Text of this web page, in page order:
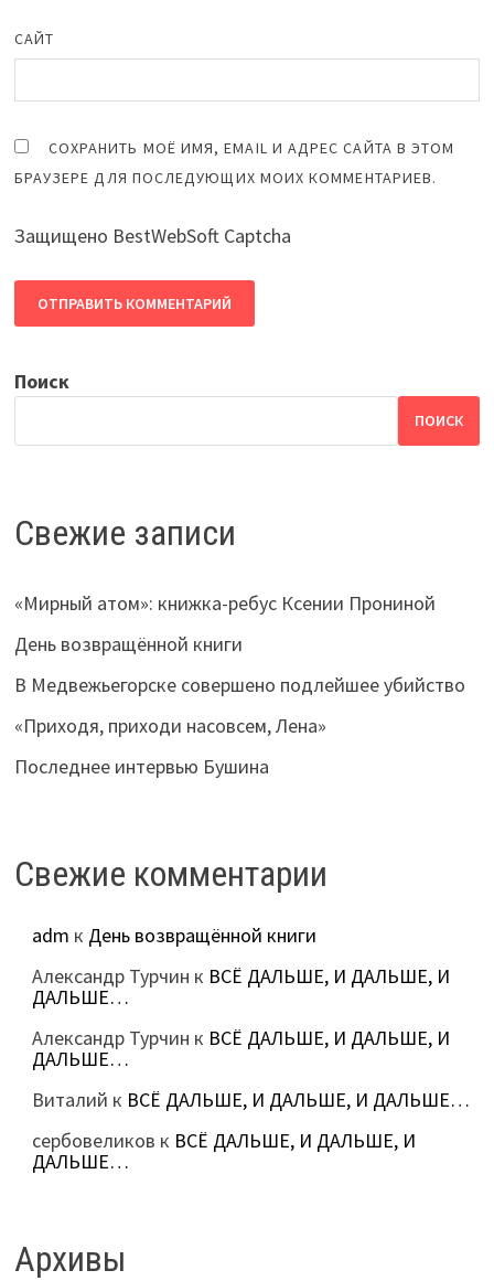
САЙТ
СОХРАНИТЬ МОЁ ИМЯ, EMAIL И АДРЕС САЙТА В ЭТОМ
БРАУЗЕРЕ ДЛЯ ПОСЛЕДУЮЩИХ МОИХ КОММЕНТАРИЕВ.
Защищено BestWebSoft Captcha
Поиск
ПОИСК
Свежие записи
«Мирный атом»: книжка-ребус Ксении Прониной
День возвращённой книги
В Медвежьегорске совершено подлейшее убийство
«Приходя, приходи насовсем, Лена»
Последнее интервью Бушина
Свежие комментарии
adm к День возвращённой книги
Александр Турчин к ВСЁ ДАЛЬШЕ, И ДАЛЬШЕ, И
ДАЛЬШЕ…
Александр Турчин к ВСЁ ДАЛЬШЕ, И ДАЛЬШЕ, И
ДАЛЬШЕ…
Виталий к ВСЁ ДАЛЬШЕ, И ДАЛЬШЕ, И ДАЛЬШЕ…
сербовеликов к ВСЁ ДАЛЬШЕ, И ДАЛЬШЕ, И
ДАЛЬШЕ…
Архивы